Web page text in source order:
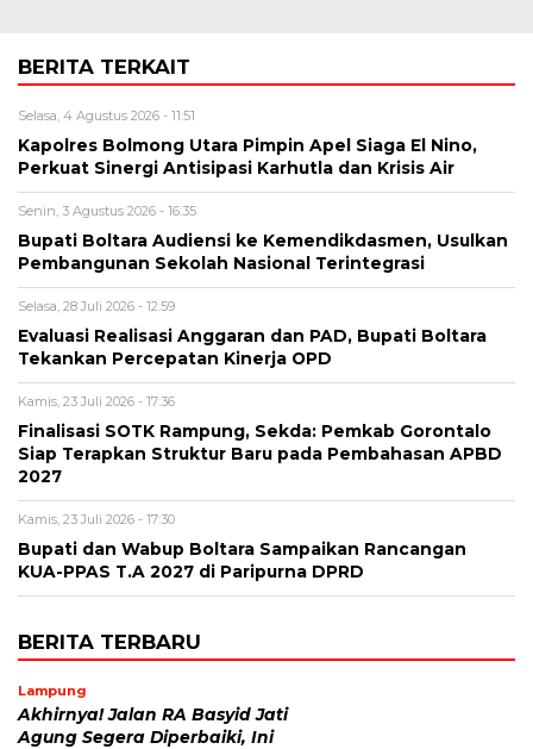
BERITA TERKAIT
Selasa, 4 Agustus 2026 - 11:51
Kapolres Bolmong Utara Pimpin Apel Siaga El Nino,
Perkuat Sinergi Antisipasi Karhutla dan Krisis Air
Senin, 3 Agustus 2026 - 16:35
Bupati Boltara Audiensi ke Kemendikdasmen, Usulkan
Pembangunan Sekolah Nasional Terintegrasi
Selasa, 28 Juli 2026 - 12:59
Evaluasi Realisasi Anggaran dan PAD, Bupati Boltara
Tekankan Percepatan Kinerja OPD
Kamis, 23 Juli 2026 - 17:36
Finalisasi SOTK Rampung, Sekda: Pemkab Gorontalo
Siap Terapkan Struktur Baru pada Pembahasan APBD
2027
Kamis, 23 Juli 2026 - 17:30
Bupati dan Wabup Boltara Sampaikan Rancangan
KUA-PPAS T.A 2027 di Paripurna DPRD
BERITA TERBARU
Lampung
Akhirnya! Jalan RA Basyid Jati
Agung Segera Diperbaiki, Ini